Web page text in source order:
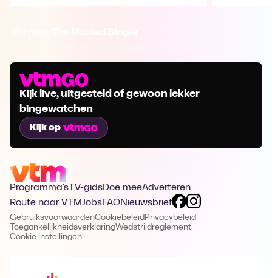
Kijk live, uitgesteld of gewoon lekker
bingewatchen
Kijk op
Programma's TV-gidsDoe meeAdverteren
Route naar VTMJobsFAQNieuwsbrief
GebruiksvoorwaardenCookiebeleid Privacybeleid
ToegankelijkheidsverklaringWedstrijdreglement
Cookie instellingen